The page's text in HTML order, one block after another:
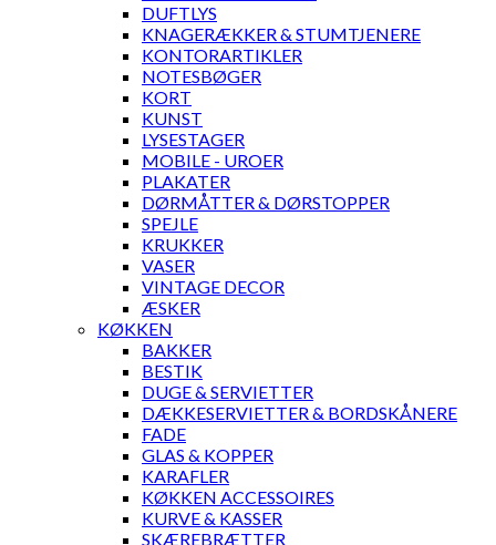
DUFTLYS
KNAGERÆKKER & STUMTJENERE
KONTORARTIKLER
NOTESBØGER
KORT
KUNST
LYSESTAGER
MOBILE - UROER
PLAKATER
DØRMÅTTER & DØRSTOPPER
SPEJLE
KRUKKER
VASER
VINTAGE DECOR
ÆSKER
KØKKEN
BAKKER
BESTIK
DUGE & SERVIETTER
DÆKKESERVIETTER & BORDSKÅNERE
FADE
GLAS & KOPPER
KARAFLER
KØKKEN ACCESSOIRES
KURVE & KASSER
SKÆREBRÆTTER